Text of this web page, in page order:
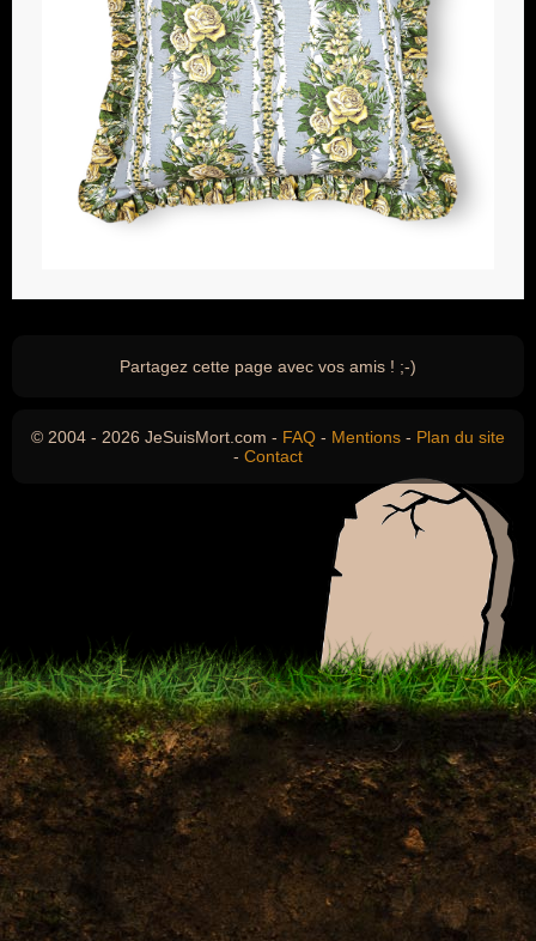
Partagez cette page avec vos amis ! ;-)
© 2004 - 2026 JeSuisMort.com - FAQ - Mentions - Plan du site
- Contact